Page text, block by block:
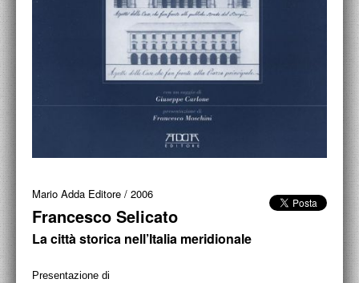
ACCADEMIA NAZIONALE DI SAN LUCA
POLITECNICO DI BARI
BIBLIOTECA FRANCESCO MOSCHINI
A.A.M. ARCHITETTURA ARTE MODERNA
MOSTRE
ARTISTI
DUETTI / DUELLI
Mario Adda Editore / 2006
Francesco Selicato
La città storica nell’Italia meridionale
Presentazione di